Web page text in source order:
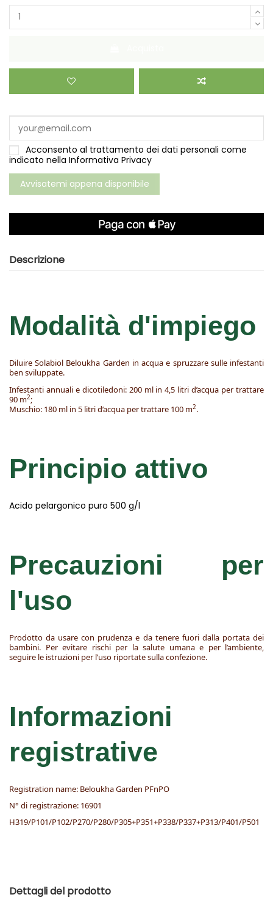
Acconsento al trattamento dei dati personali come
indicato nella Informativa Privacy
Descrizione
Modalità d'impiego
Diluire Solabiol Beloukha Garden in acqua e spruzzare sulle infestanti
ben sviluppate.
Infestanti annuali e dicotiledoni: 200 ml in 4,5 litri d’acqua per trattare
90 m2;
Muschio: 180 ml in 5 litri d’acqua per trattare 100 m2.
Principio attivo
Acido pelargonico puro 500 g/l
Precauzioni per
l'uso
Prodotto da usare con prudenza e da tenere fuori dalla portata dei
bambini. Per evitare rischi per la salute umana e per l’ambiente,
seguire le istruzioni per l’uso riportate sulla confezione.
Informazioni
registrative
Registration name: Beloukha Garden PFnPO
N° di registrazione: 16901
H319/P101/P102/P270/P280/P305+P351+P338/P337+P313/P401/P501
Dettagli del prodotto